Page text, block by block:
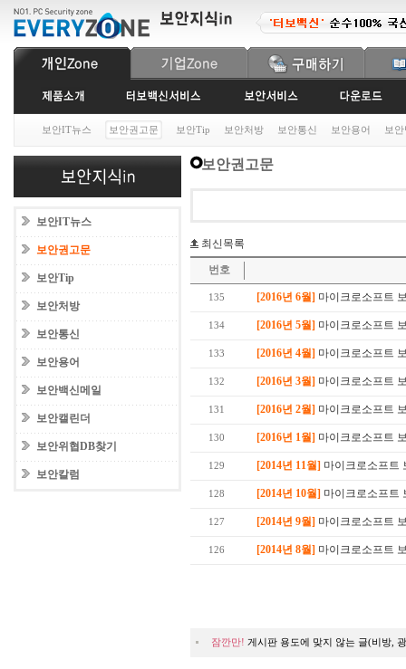
보안IT뉴스 보안권고문 보안Tip 보안처방 보안통신 보안용어 보
보안IT뉴스
보안권고문
보안Tip
보안처방
보안통신
보안용어
보안백신메일
보안캘린더
보안위협DB찾기
보안칼럼
보안권고문
최신목록
번호
135 [2016년 6월] 마이크로소프트
134 [2016년 5월] 마이크로소프트
133 [2016년 4월] 마이크로소프트
132 [2016년 3월] 마이크로소프트
131 [2016년 2월] 마이크로소프트
130 [2016년 1월] 마이크로소프트
129 [2014년 11월] 마이크로소프트
128 [2014년 10월] 마이크로소프트
127 [2014년 9월] 마이크로소프트
126 [2014년 8월] 마이크로소프트
잠깐만! 게시판 용도에 맞지 않는 글(비방,